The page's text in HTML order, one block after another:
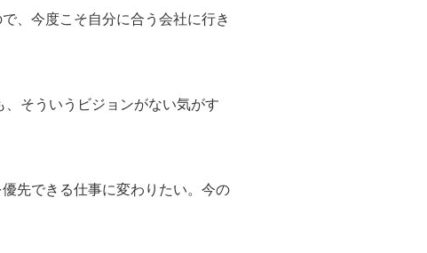
、今度こそ自分に合う会社に行き
、そういうビジョンがない気がす
先できる仕事に変わりたい。今の